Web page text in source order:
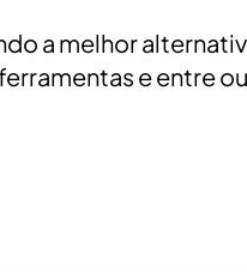
a melhor
e entre